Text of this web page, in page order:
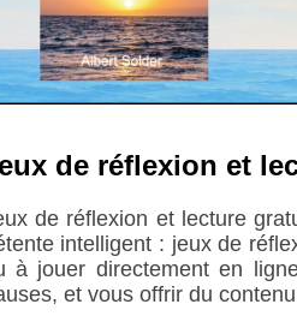
de réflexion et
de réflexion et lecture
intelligent : jeux de
à jouer directement en
et vous offrir du